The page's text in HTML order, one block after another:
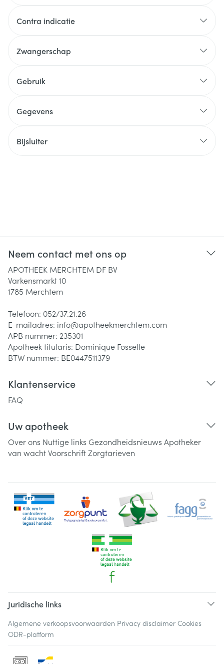
Contra indicatie
Zwangerschap
Gebruik
Gegevens
Bijsluiter
Neem contact met ons op
APOTHEEK MERCHTEM DF BV
Varkensmarkt 10
1785 Merchtem
Telefoon: 052/37.21.26
E-mailadres: info@apotheekmerchtem.com
APB nummer: 235301
Apotheek titularis: Dominique Fosselle
BTW nummer: BE0447511379
Klantenservice
FAQ
Uw apotheek
Over ons Nuttige links Gezondheidsnieuws Apotheker
van wachtVoorschriftZorgtarieven
Juridische links
Algemene verkoopsvoorwaarden Privacy disclaimer Cookies
ODR-platform